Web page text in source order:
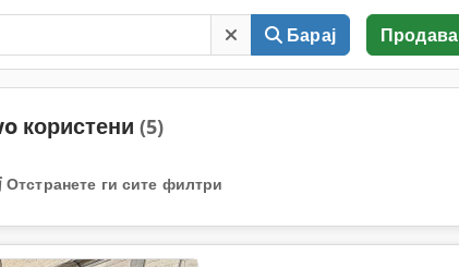
Барај Продава
користени (5)
Отстранете ги сите филтри